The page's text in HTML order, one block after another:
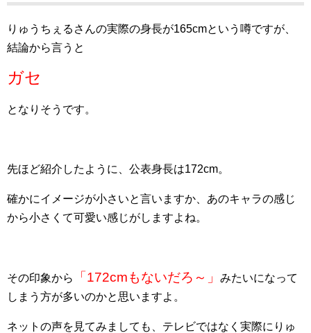
りゅうちぇるさんの実際の身長が165cmという噂ですが、
結論から言うと
ガセ
となりそうです。
先ほど紹介したように、公表身長は172cm。
確かにイメージが小さいと言いますか、あのキャラの感じ
から小さくて可愛い感じがしますよね。
その印象から 「172cmもないだろ～」
みたいになって
しまう方が多いのかと思いますよ。
ネットの声を見てみましても、テレビではなく実際にりゅ